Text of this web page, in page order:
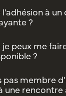
à un
?
peux me
?
pas membre
une